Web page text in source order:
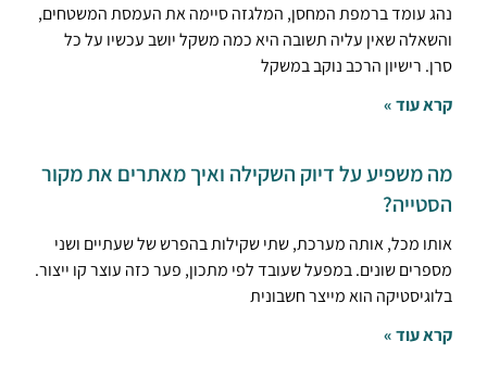
נהג עומד ברמפת המחסן, המלגזה סיימה את העמסת המשטחים,
והשאלה שאין עליה תשובה היא כמה משקל יושב עכשיו על כל
סרן. רישיון הרכב נוקב במשקל
קרא עוד »
מה משפיע על דיוק השקילה ואיך מאתרים את מקור
הסטייה?
אותו מכל, אותה מערכת, שתי שקילות בהפרש של שעתיים ושני
מספרים שונים. במפעל שעובד לפי מתכון, פער כזה עוצר קו ייצור.
בלוגיסטיקה הוא מייצר חשבונית
קרא עוד »